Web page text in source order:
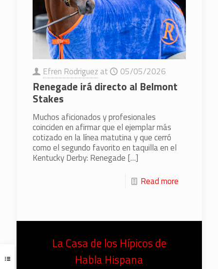
Efren Rodriguez at 05/05/2026
Renegade irá directo al Belmont
Stakes
Muchos aficionados y profesionales
coinciden en afirmar que el ejemplar más
cotizado en la línea matutina y que cerró
como el segundo favorito en taquilla en el
Kentucky Derby: Renegade […]
Read more
La Casa de los Hípicos de
Habla Hispana